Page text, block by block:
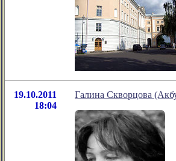
19.10.2011
18:04
Галина Скворцова